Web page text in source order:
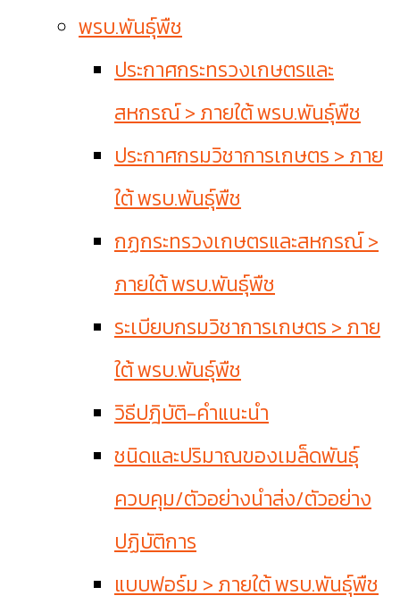
พรบ.พันธุ์พืช
ประกาศกระทรวงเกษตรและ
สหกรณ์ > ภายใต้ พรบ.พันธุ์พืช
ประกาศกรมวิชาการเกษตร > ภาย
ใต้ พรบ.พันธุ์พืช
กฏกระทรวงเกษตรและสหกรณ์ >
ภายใต้ พรบ.พันธุ์พืช
ระเบียบกรมวิชาการเกษตร > ภาย
ใต้ พรบ.พันธุ์พืช
วิธีปฎิบัติ-คำแนะนำ
ชนิดและปริมาณของเมล็ดพันธุ์
ควบคุม/ตัวอย่างนำส่ง/ตัวอย่าง
ปฏิบัติการ
แบบฟอร์ม > ภายใต้ พรบ.พันธุ์พืช